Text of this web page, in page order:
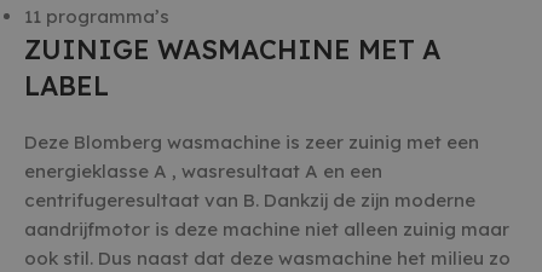
11 programma’s
ZUINIGE WASMACHINE MET A
LABEL
Deze Blomberg wasmachine is zeer zuinig met een
energieklasse A , wasresultaat A en een
centrifugeresultaat van B. Dankzij de zijn moderne
aandrijfmotor is deze machine niet alleen zuinig maar
ook stil. Dus naast dat deze wasmachine het milieu zo